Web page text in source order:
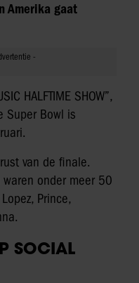
Amerika gaat
HALFTIME SHOW”,
Super Bowl is
van de finale.
onder meer 50
Prince,
SOCIAL